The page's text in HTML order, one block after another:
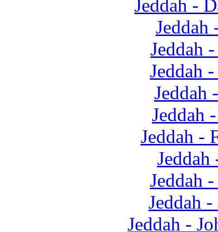
Jeddah -
Jeddah
Jeddah
Jeddah
Jeddah
Jeddah -
Jeddah
Jeddah
Jeddah -